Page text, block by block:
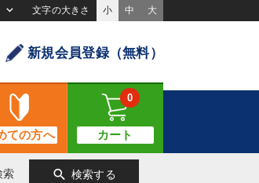
文字の大きさ 小 中 大
新規会員登録（無料）
ての方へ カート
0
索 search 検索する